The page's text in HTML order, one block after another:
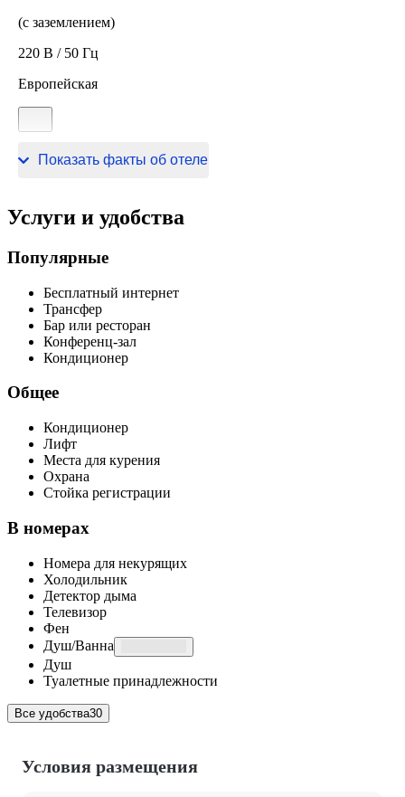
(с заземлением)
220 В / 50 Гц
Европейская
220 В / 50 Гц
Показать факты об отеле
Услуги и удобства
Популярные
Бесплатный интернет
Трансфер
Бар или ресторан
Конференц-зал
Кондиционер
Общее
Кондиционер
Лифт
Места для курения
Охрана
Стойка регистрации
В номерах
Номера для некурящих
Холодильник
Детектор дыма
Телевизор
Фен
Душ/Ванна
Душ
Туалетные принадлежности
Все удобства30
Условия размещения